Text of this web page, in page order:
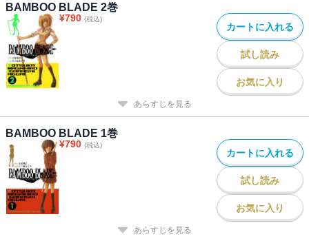
BAMBOO BLADE 2巻
¥790 (税込)
カートに入れる
試し読み
お気に入り
あらすじを見る
BAMBOO BLADE 1巻
¥790 (税込)
カートに入れる
試し読み
お気に入り
あらすじを見る